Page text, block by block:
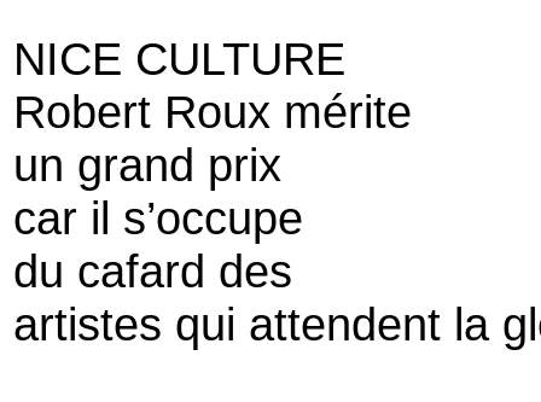
NICE CULTURE
Robert Roux mérite
un grand prix
car il s’occupe
du cafard des
artistes qui attendent la